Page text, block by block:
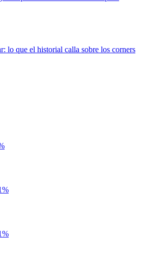
lo que el historial calla sobre los corners
%
%